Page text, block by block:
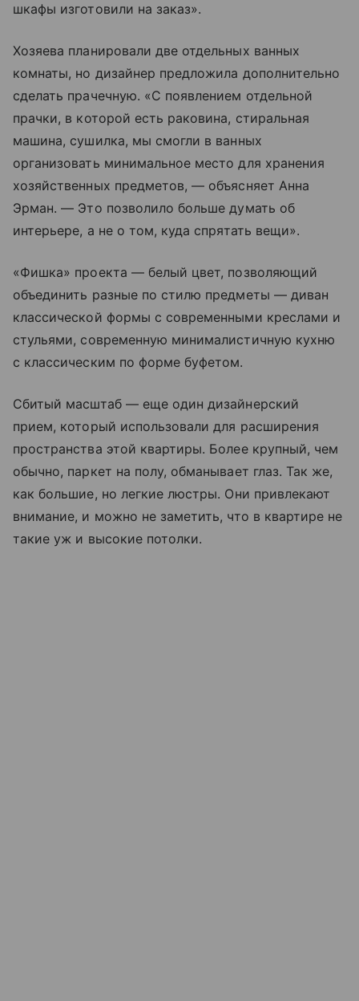
шкафы изготовили на заказ».
Хозяева планировали две отдельных ванных
комнаты, но дизайнер предложила дополнительно
сделать прачечную. «С появлением отдельной
прачки, в которой есть раковина, стиральная
машина, сушилка, мы смогли в ванных
организовать минимальное место для хранения
хозяйственных предметов, — объясняет Анна
Эрман. — Это позволило больше думать об
интерьере, а не о том, куда спрятать вещи».
«Фишка» проекта — белый цвет, позволяющий
объединить разные по стилю предметы — диван
классической формы с современными креслами и
стульями, современную минималистичную кухню
с классическим по форме буфетом.
Сбитый масштаб — еще один дизайнерский
прием, который использовали для расширения
пространства этой квартиры. Более крупный, чем
обычно, паркет на полу, обманывает глаз. Так же,
как большие, но легкие люстры. Они привлекают
внимание, и можно не заметить, что в квартире не
такие уж и высокие потолки.